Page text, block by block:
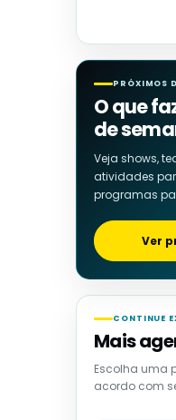
PRÓXIMOS
O que
de
Veja shows,
atividades
programas
Ver
CONTINUE
Mais
Escolha uma
acordo com